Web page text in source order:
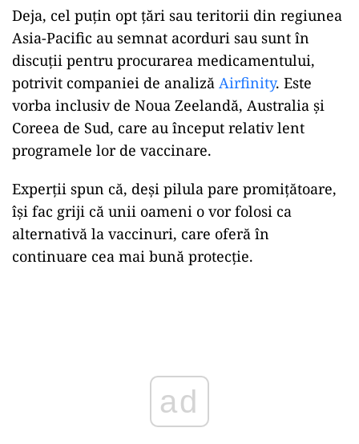
Deja, cel puțin opt țări sau teritorii din regiunea
Asia-Pacific au semnat acorduri sau sunt în
discuții pentru procurarea medicamentului,
potrivit companiei de analiză Airfinity. Este
vorba inclusiv de Noua Zeelandă, Australia și
Coreea de Sud, care au început relativ lent
programele lor de vaccinare.
Experții spun că, deși pilula pare promițătoare,
își fac griji că unii oameni o vor folosi ca
alternativă la vaccinuri, care oferă în
continuare cea mai bună protecție.